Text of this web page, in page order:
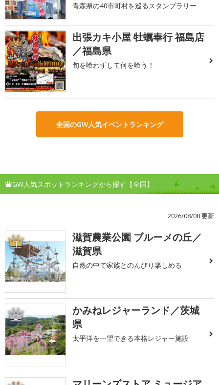
青森県の40市町村を巡るスタンプラリー
3
出張カキ小屋 牡蠣奉行 福島店
／福島県
旬を喰わずして何を喰う！
全国のGW人気イベントランキング
GW人気スポットランキングから探す【全国】
2026/08/08 更新
1
滋賀農業公園 ブルーメの丘／
滋賀県
自然の中で家族とのんびり楽しめる
2
かみねレジャーランド／茨城
県
太平洋を一望できる本格レジャー施設